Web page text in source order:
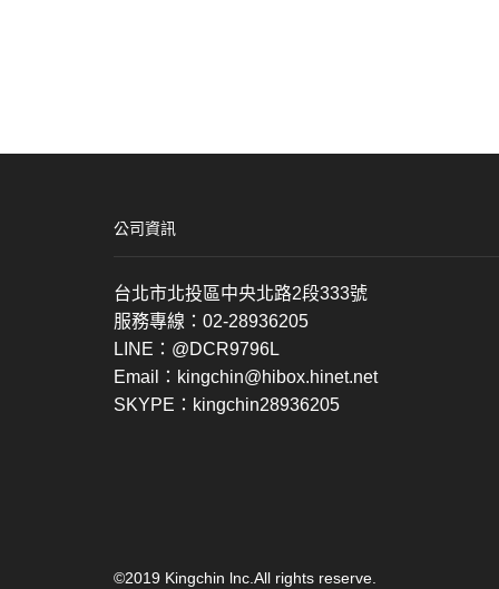
公司資訊
台北市北投區中央北路2段333號
服務專線：02-28936205
LINE：@DCR9796L
Email：kingchin@hibox.hinet.net
SKYPE：kingchin28936205
©2019 Kingchin lnc.All rights reserve.